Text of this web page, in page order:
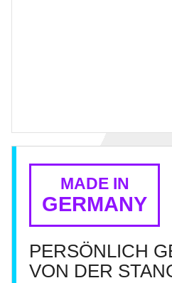
MADE IN
GERMANY
PERSÖNLICH
VON DER